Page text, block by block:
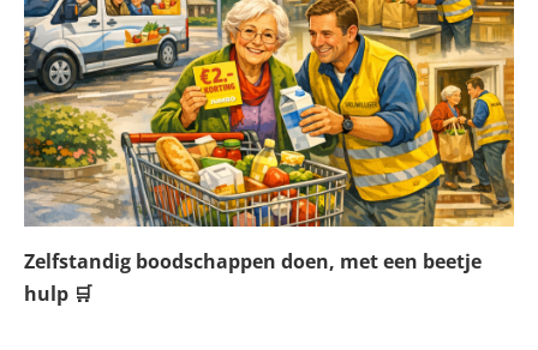
Zelfstandig boodschappen doen, met een beetje
hulp 🛒